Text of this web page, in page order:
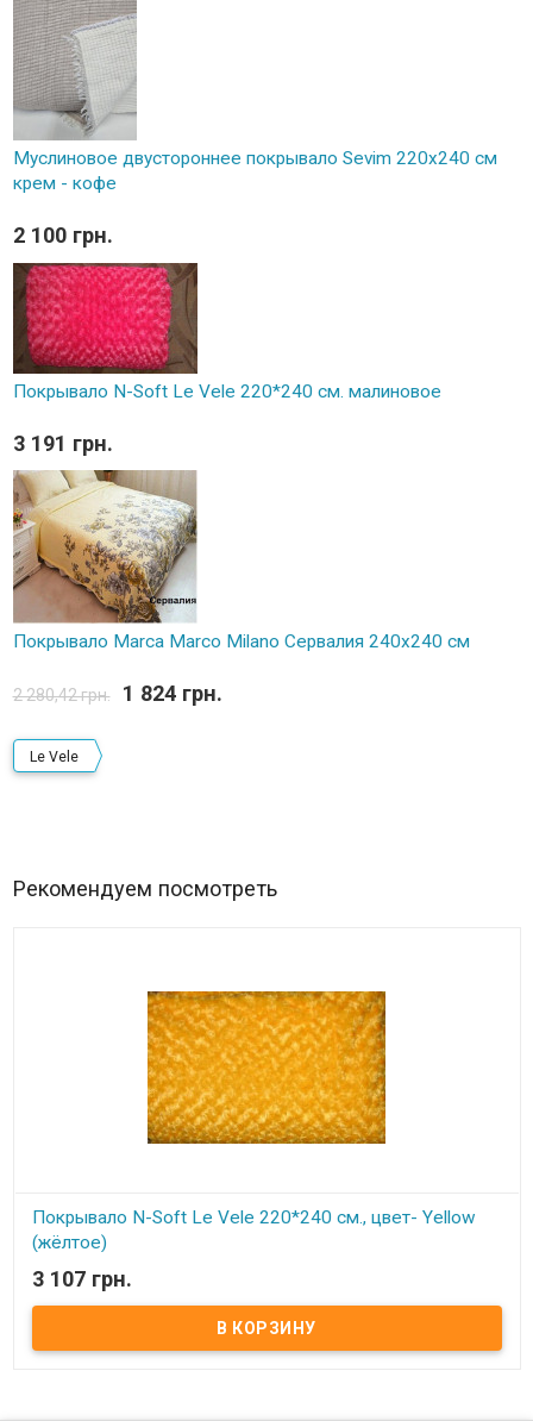
Муслиновое двустороннее покрывало Sevim 220x240 см
крем - кофе
2 100 грн.
Покрывало N-Soft Le Vele 220*240 см. малиновое
3 191 грн.
Покрывало Marca Marco Milano Сервалия 240х240 см
2 280,42 грн. 1 824 грн.
Le Vele
Рекомендуем посмотреть
Покрывало N-Soft Le Vele 220*240 см., цвет- Yellow
(жёлтое)
В наличии
Мягкое покрывало с эффектом розочек.
Материал: микрофибра N-soft.
3 107 грн.